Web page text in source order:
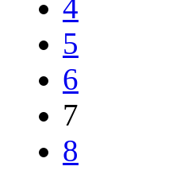
4
5
6
7
8